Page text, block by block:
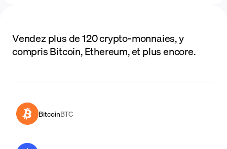
Vendez plus de 120 crypto-monnaies, y
compris Bitcoin, Ethereum, et plus encore.
BitcoinBTC